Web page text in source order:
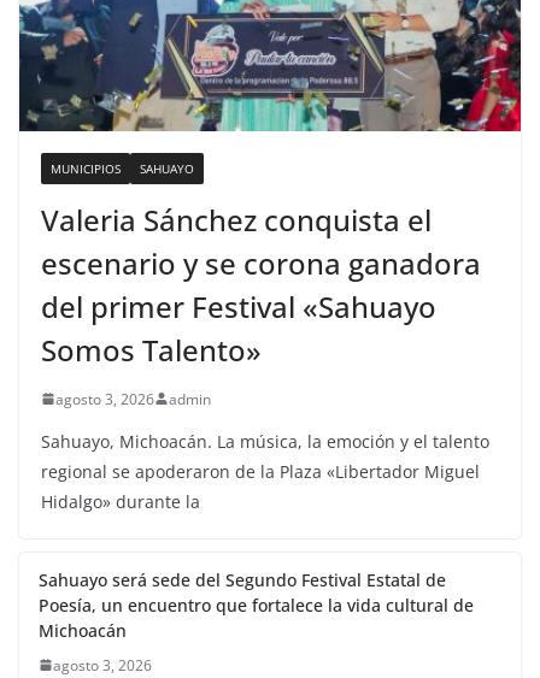
MUNICIPIOS SAHUAYO
Valeria Sánchez conquista el
escenario y se corona ganadora
del primer Festival «Sahuayo
Somos Talento»
agosto 3, 2026 admin
Sahuayo, Michoacán. La música, la emoción y el talento
regional se apoderaron de la Plaza «Libertador Miguel
Hidalgo» durante la
Sahuayo será sede del Segundo Festival Estatal de
Poesía, un encuentro que fortalece la vida cultural de
Michoacán
agosto 3, 2026